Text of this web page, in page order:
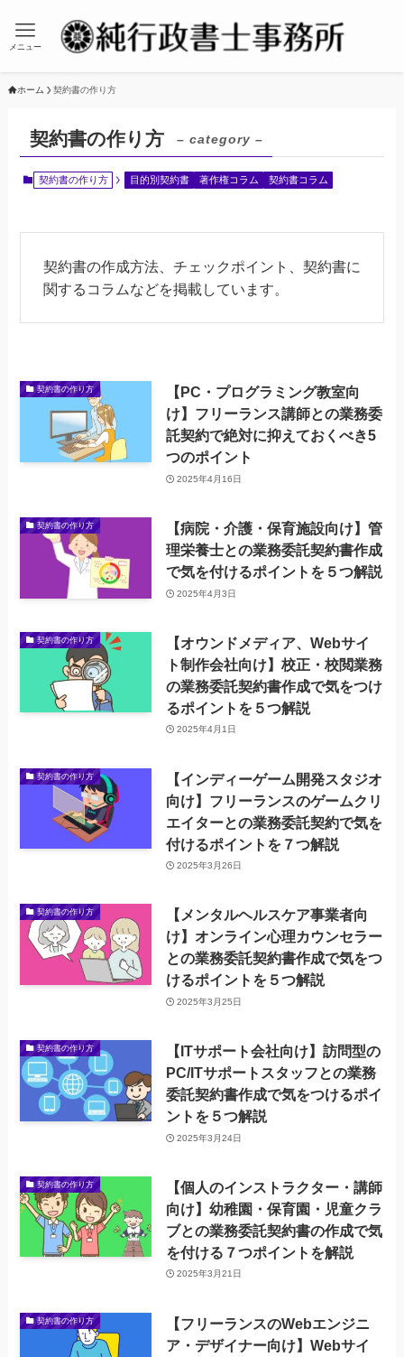
メニュー
ホーム 契約書の作り方
契約書の作り方 – category –
契約書の作り方 目的別契約書 著作権コラム 契約書コラム
契約書の作成方法、チェックポイント、契約書に
関するコラムなどを掲載しています。
契約書の作り方
【PC・プログラミング教室向
け】フリーランス講師との業務委
託契約で絶対に抑えておくべき5
つのポイント
2025年4月16日
契約書の作り方
【病院・介護・保育施設向け】管
理栄養士との業務委託契約書作成
で気を付けるポイントを５つ解説
2025年4月3日
契約書の作り方
【オウンドメディア、Webサイ
ト制作会社向け】校正・校閲業務
の業務委託契約書作成で気をつけ
るポイントを５つ解説
2025年4月1日
契約書の作り方
【インディーゲーム開発スタジオ
向け】フリーランスのゲームクリ
エイターとの業務委託契約で気を
付けるポイントを７つ解説
2025年3月26日
契約書の作り方
【メンタルヘルスケア事業者向
け】オンライン心理カウンセラー
との業務委託契約書作成で気をつ
けるポイントを５つ解説
2025年3月25日
契約書の作り方
【ITサポート会社向け】訪問型の
PC/ITサポートスタッフとの業務
委託契約書作成で気をつけるポイ
ントを５つ解説
2025年3月24日
契約書の作り方
【個人のインストラクター・講師
向け】幼稚園・保育園・児童クラ
ブとの業務委託契約書の作成で気
を付ける７つポイントを解説
2025年3月21日
契約書の作り方
【フリーランスのWebエンジニ
ア・デザイナー向け】Webサイ